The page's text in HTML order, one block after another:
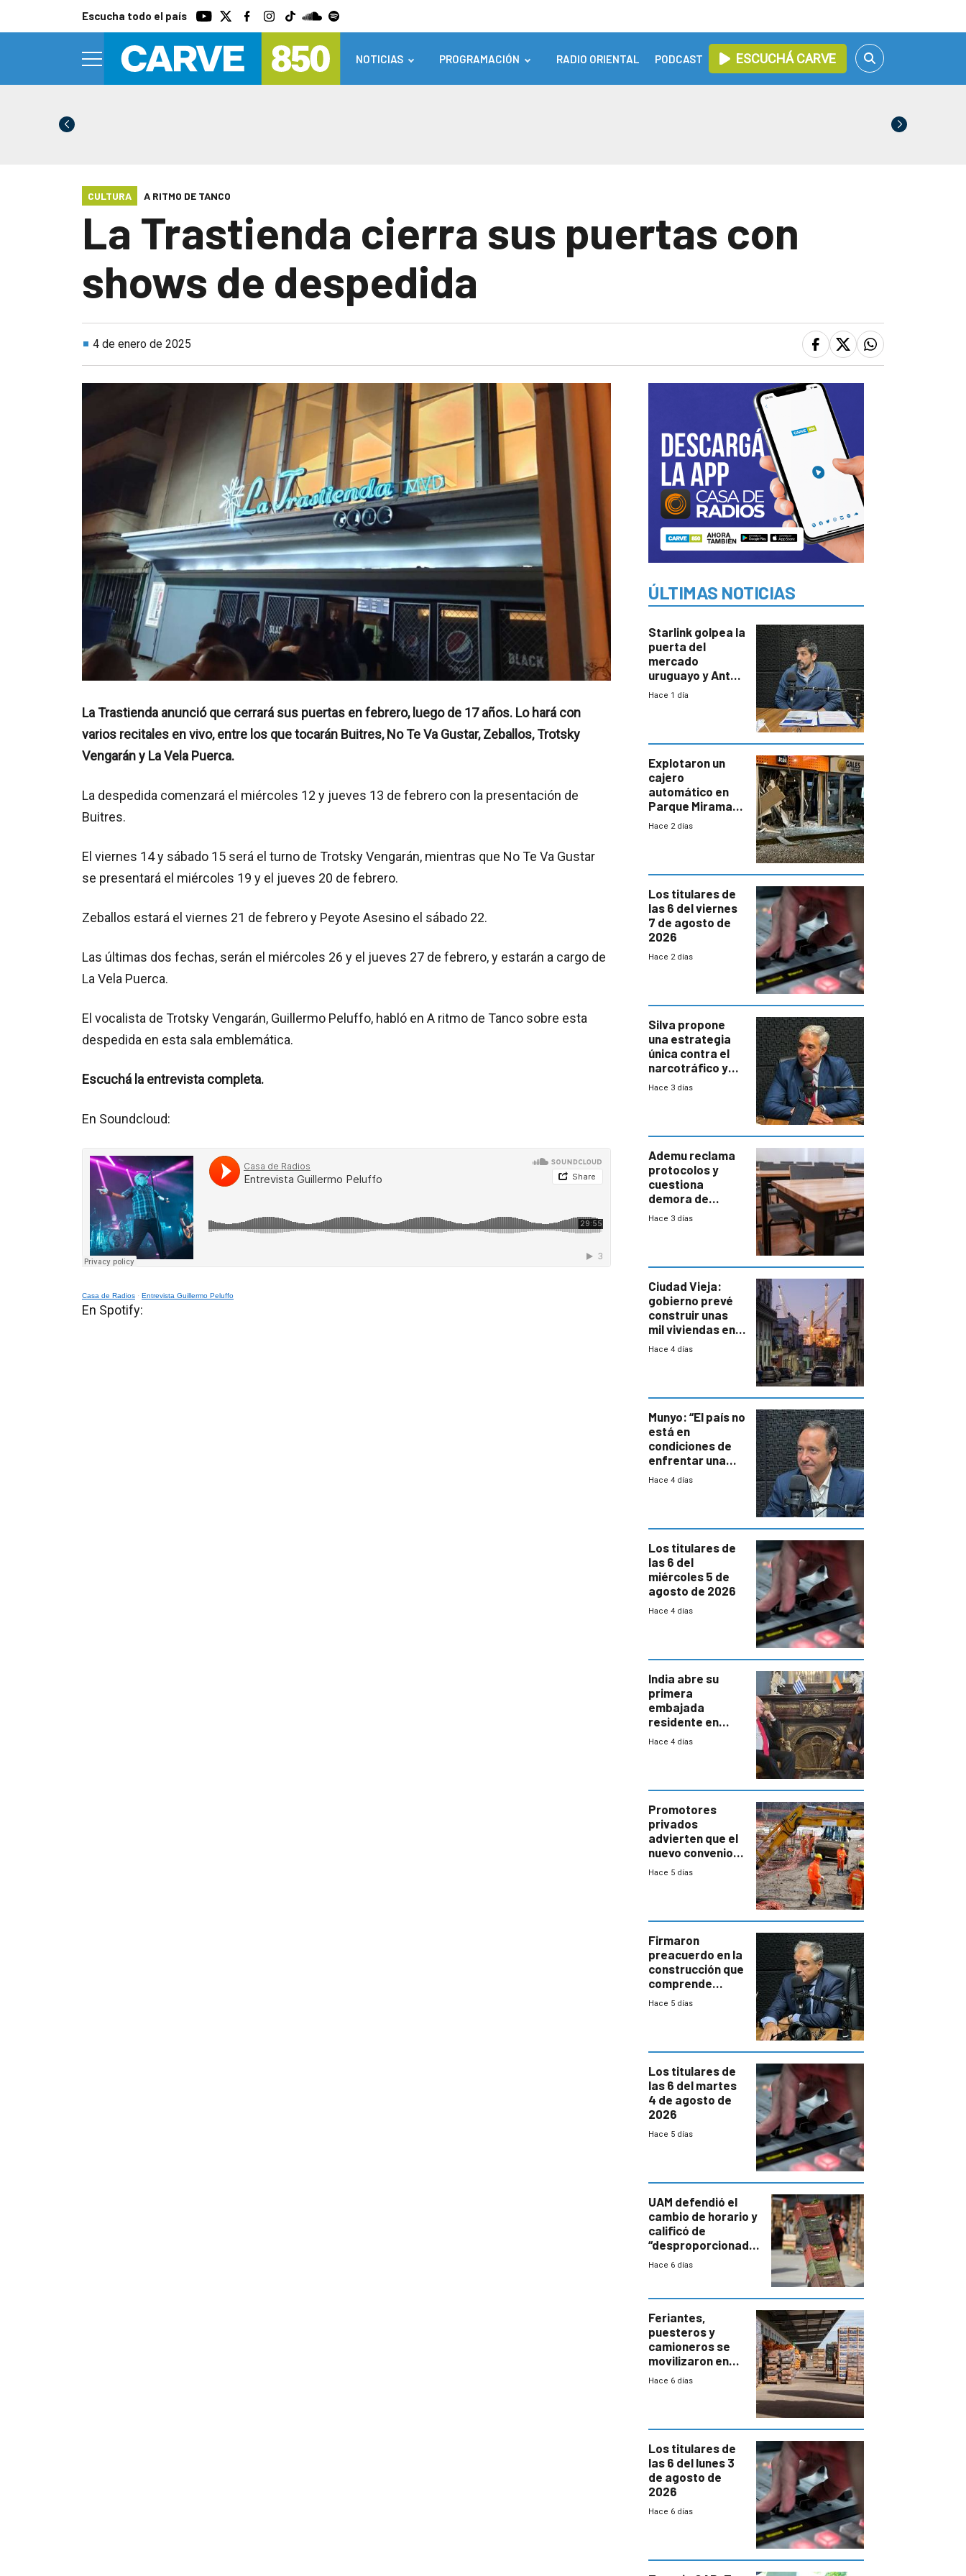
Escucha todo el país
NOTICIAS PROGRAMACIÓN RADIO ORIENTAL PODCAST ESCUCHÁ CARVE
CULTURA A RITMO DE TANCO
La Trastienda cierra sus puertas con
shows de despedida
4 de enero de 2025
La Trastienda anunció que cerrará sus puertas en febrero, luego de 17 años. Lo hará con
varios recitales en vivo, entre los que tocarán Buitres, No Te Va Gustar, Zeballos, Trotsky
Vengarán y La Vela Puerca.
La despedida comenzará el miércoles 12 y jueves 13 de febrero con la presentación de
Buitres.
El viernes 14 y sábado 15 será el turno de Trotsky Vengarán, mientras que No Te Va Gustar
se presentará el miércoles 19 y el jueves 20 de febrero.
Zeballos estará el viernes 21 de febrero y Peyote Asesino el sábado 22.
Las últimas dos fechas, serán el miércoles 26 y el jueves 27 de febrero, y estarán a cargo de
La Vela Puerca.
El vocalista de Trotsky Vengarán, Guillermo Peluffo, habló en A ritmo de Tanco sobre esta
despedida en esta sala emblemática.
Escuchá la entrevista completa.
En Soundcloud:
Casa de Radios · Entrevista Guillermo Peluffo
En Spotify:
ÚLTIMAS NOTICIAS
Starlink golpea la
puerta del
mercado
uruguayo y Antel
responde:
con mayor
miedo”
Hace 1 día
Explotaron un
cajero
automático en
Parque Miramar;
hay 3 detenidos
Hace 2 días
Los titulares de
las 6 del viernes
7 de agosto de
2026
Hace 2 días
Silva propone
una estrategia
única contra el
narcotráfico y
mayor
Hace 3 días
Ademu reclama
protocolos y
cuestiona
demora de
Primaria ante
Hace 3 días
Ciudad Vieja:
gobierno prevé
construir unas
mil viviendas en
un plan de
Hace 4 días
Munyo: “El país no
está en
condiciones de
enfrentar una
reducción de la
Hace 4 días
Los titulares de
las 6 del
miércoles 5 de
agosto de 2026
Hace 4 días
India abre su
primera
embajada
residente en
Uruguay y crecen
enorme
potencial
Hace 4 días
Promotores
privados
advierten que el
nuevo convenio
de la
a revisar
proyectos
Hace 5 días
Firmaron
preacuerdo en la
construcción que
comprende
reducción
Hace 5 días
Los titulares de
las 6 del martes
4 de agosto de
2026
Hace 5 días
UAM defendió el
cambio de horario y
calificó de
“desproporcionado”
el bloqueo de
Hace 6 días
Feriantes,
puesteros y
camioneros se
movilizaron en
rechazo a
Hace 6 días
Los titulares de
las 6 del lunes 3
de agosto de
2026
Hace 6 días